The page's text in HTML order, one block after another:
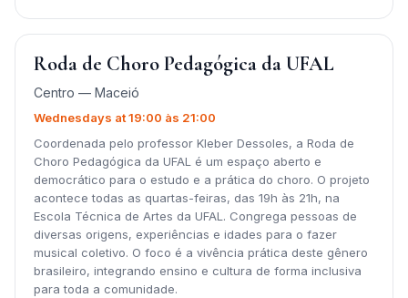
Roda de Choro Pedagógica da UFAL
Centro — Maceió
Wednesdays at 19:00 às 21:00
Coordenada pelo professor Kleber Dessoles, a Roda de
Choro Pedagógica da UFAL é um espaço aberto e
democrático para o estudo e a prática do choro. O projeto
acontece todas as quartas-feiras, das 19h às 21h, na
Escola Técnica de Artes da UFAL. Congrega pessoas de
diversas origens, experiências e idades para o fazer
musical coletivo. O foco é a vivência prática deste gênero
brasileiro, integrando ensino e cultura de forma inclusiva
para toda a comunidade.